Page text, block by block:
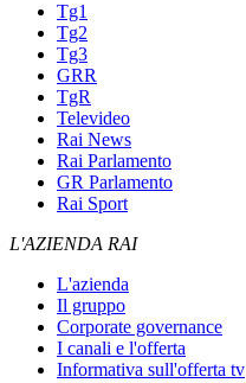
Tg1
Tg2
Tg3
GRR
TgR
Televideo
Rai News
Rai Parlamento
GR Parlamento
Rai Sport
L'AZIENDA RAI
L'azienda
Il gruppo
Corporate governance
I canali e l'offerta
Informativa sull'offerta tv